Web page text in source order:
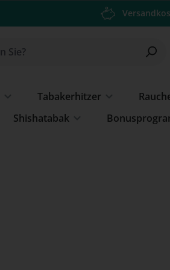
Tabakerhitzer
Shishatabak